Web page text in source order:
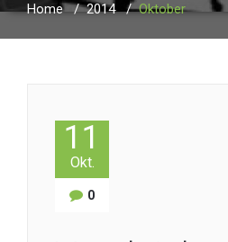
Home/2014/Oktober
11
Okt.
0